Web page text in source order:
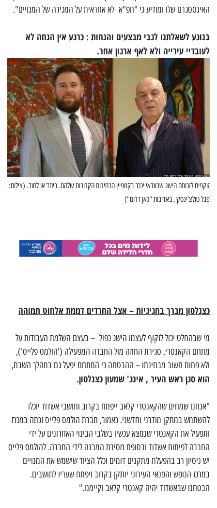
האינסטגרם שלו ומודיע כי "חפ"א לא אחראית על המכירה של המנויים".
בנוגע לשאלתנו לגבי מבצעים והנחות : כרגע אין הנחה לא
לעובדיי עירייה ולא לאף ארגון אחר.
זוקפים לזכותם הישג שבוודאי יככב בקמפיין הבחירות הקרובות שלהם. ביחד או לחוד. (צילום:
פבל טולצ'ינסקי, באדיבות "כאן דרום")
כצנלסון מברך בחגיגיות – אצל החרדים דממת אלחוט תמוהה
מי שבהחלט יכול לזקוף לעצמו הישג כפול – בעצם השלמת העבודות על
מתחם הקאנטרי, סגירת החוזה מול החברה המפעילה ('הולמס פלייס'),
ולא פחות חשוב מבחינתו – ההבטחה כי המתחם יפעל גם במהלך השבת,
הוא סגן ראש העיר , אינג' שמעון כצנלסון.
"אנחנו שמחים שהקאנטרי קלאב ייפתח בקרוב ותושבי אשדוד יוכלו
להשתמש במתקן מודרני וחדשני. כאמור, חברת הולמס פלייס זכתה במכרז
ותפעיל את הקאנטרי שנמצא עכשיו בשלבי הבינוי האחרונים על ידי
החברה לפיתוח אשדוד ובסופם מסירת המבנה לידי החברה. להולמס פלייס
יש ניסיון רב בהפעלת מתקנים דומים וכלל הציוד שישמש את המנויים
במרכז הנופש והפנאי העירוני יותקן בקרוב ויפתח שעריו לתושבים.
הבטחנו שבאשדוד יהיה קאנטרי קלאב וקיימנו."